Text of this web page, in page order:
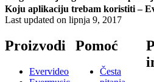
Koju aplikaciju trebam koristiti –
Last updated on lipnja 9, 2017
Proizvodi
Evervideo
Pomoć
Česta